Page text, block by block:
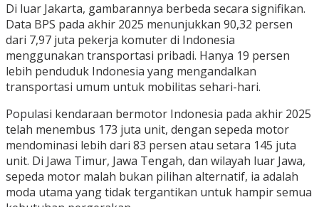
Di luar Jakarta, gambarannya berbeda secara signifikan.
Data BPS pada akhir 2025 menunjukkan 90,32 persen
dari 7,97 juta pekerja komuter di Indonesia
menggunakan transportasi pribadi. Hanya 19 persen
lebih penduduk Indonesia yang mengandalkan
transportasi umum untuk mobilitas sehari-hari.
Populasi kendaraan bermotor Indonesia pada akhir 2025
telah menembus 173 juta unit, dengan sepeda motor
mendominasi lebih dari 83 persen atau setara 145 juta
unit. Di Jawa Timur, Jawa Tengah, dan wilayah luar Jawa,
sepeda motor malah bukan pilihan alternatif, ia adalah
moda utama yang tidak tergantikan untuk hampir semua